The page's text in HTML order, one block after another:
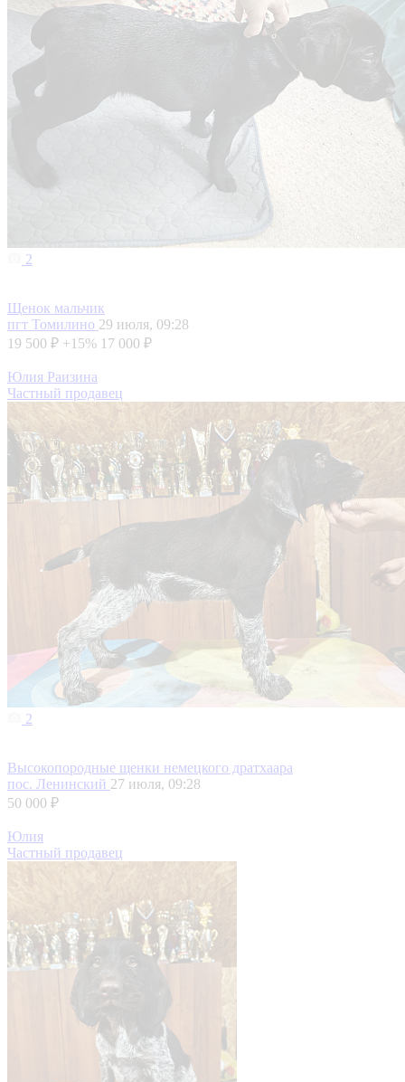
2
Щенок мальчик
пгт Томилино 29 июля, 09:28
19 500 ₽ +15% 17 000 ₽
Юлия Раизина
Частный продавец
2
Высокопородные щенки немецкого дратхаара
пос. Ленинский 27 июля, 09:28
50 000 ₽
Юлия
Частный продавец